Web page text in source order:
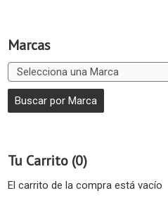
Marcas
Tu Carrito (0)
El carrito de la compra está vacío